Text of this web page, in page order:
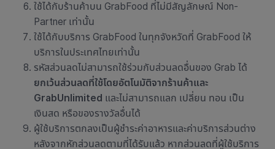
ใช้ได้กับร้านค้าบน GrabFood ที่ไม่มีสัญลักษณ์ Non-
Partner เท่านั้น
ใช้ได้กับบริการ GrabFood ในทุกจังหวัดที่ GrabFood ให้
บริการในประเทศไทยเท่านั้น
รหัสส่วนลดไม่สามารถใช้ร่วมกับส่วนลดอื่นของ Grab ได้
ยกเว้นส่วนลดที่ใช้โดยอัตโนมัติจากร้านค้าและ
GrabUnlimited และไม่สามารถแลก เปลี่ยน ทอน เป็น
เงินสด หรือของรางวัลอื่นได้
ผู้ใช้บริการตกลงเป็นผู้ชำระค่าอาหารและค่าบริการส่วนต่าง
หลังจากหักส่วนลดตามที่ได้รับแล้ว หากส่วนลดที่ผู้ใช้บริการ